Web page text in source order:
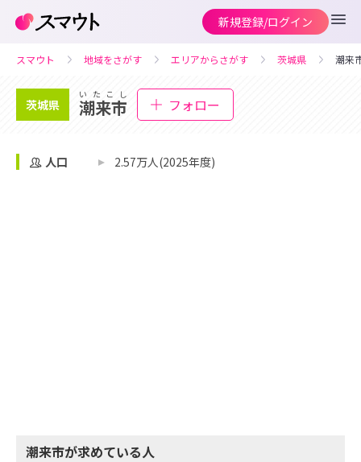
新規登録/ログイン
スマウト 地域をさがす エリアからさがす 茨城県 潮来
茨城県
いたこし
潮来市 フォロー
人口 2.57万人(2025年度)
潮来市が求めている人